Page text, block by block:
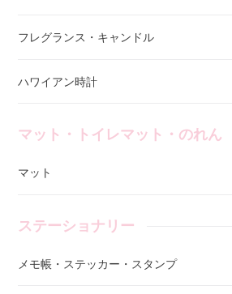
フレグランス・キャンドル
ハワイアン時計
マット・トイレマット・のれん
マット
ステーショナリー
メモ帳・ステッカー・スタンプ